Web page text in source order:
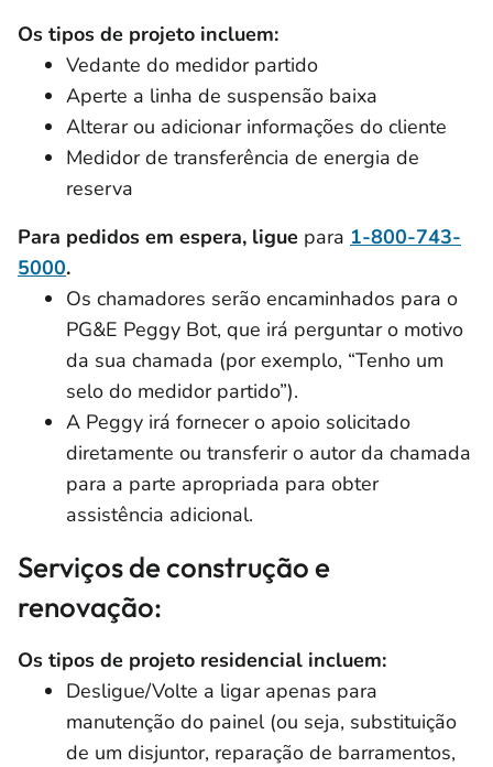
Os tipos de projeto incluem:
Vedante do medidor partido
Aperte a linha de suspensão baixa
Alterar ou adicionar informações do cliente
Medidor de transferência de energia de
reserva
Para pedidos em espera, ligue para 1-800-743-
5000.
Os chamadores serão encaminhados para o
PG&E Peggy Bot, que irá perguntar o motivo
da sua chamada (por exemplo, “Tenho um
selo do medidor partido”).
A Peggy irá fornecer o apoio solicitado
diretamente ou transferir o autor da chamada
para a parte apropriada para obter
assistência adicional.
Serviços de construção e
renovação:
Os tipos de projeto residencial incluem:
Desligue/Volte a ligar apenas para
manutenção do painel (ou seja, substituição
de um disjuntor, reparação de barramentos,